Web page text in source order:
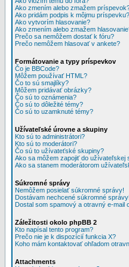
Ako zmením alebo zmažem
Ako pridám podpis k môjmu príspevku?
Ako vytvorím hlasovanie?
Ako zmením alebo zmažem
Prečo sa nemôžem dostať k fóru?
Prečo nemôžem hlasovať v ankete?
Formátovanie a typy príspevkov
Čo je BBCode?
Môžem používať HTML?
Čo to sú smajlíky?
Môžem pridávať obrázky?
Čo sú to oznámenia?
Čo sú to dôležité témy?
Čo sú to uzamknuté témy?
Užívateľské úrovne a skupiny
Kto sú to administrátori?
Kto sú to moderátori?
Čo sú to užívateťské skupiny?
Ako sa môžem zapojiť do užívateľskej
Ako sa stanem moderátorom
Súkromné správy
Nemôžem posielať súkromné správy!
Dostávam nechcené súkromné správy!
Dostal som spamový a otravný e-mail
Záležitosti okolo phpBB 2
Kto napísal tento program?
Prečo nie je k dispozícií funkcia X?
Koho mám kontaktovať ohľadom
Attachments